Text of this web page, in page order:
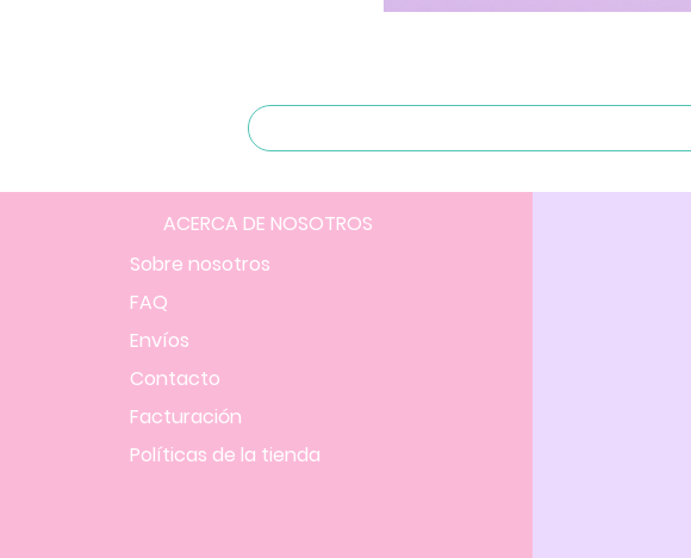
ACERCA DE NOSOTROS
Sobre nosotros
FAQ
Envíos
Contacto
Facturación
Políticas de la tienda